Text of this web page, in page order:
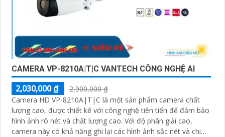
CAMERA VP-8210A|T|C VANTECH CÔNG NGHỆ AI
2,030,000 ₫
2,900,000 ₫
Camera HD VP-8210A|T|C là một sản phẩm camera chất
lượng cao, được thiết kế với công nghệ tiên tiến để đảm bảo
hình ảnh rõ nét và chất lượng cao. Với độ phân giải cao,
camera này có khả năng ghi lại các hình ảnh sắc nét và chi